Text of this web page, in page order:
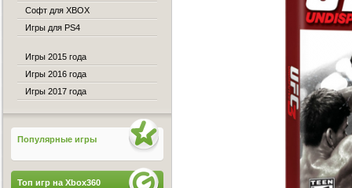
Софт для XBOX
Игры для PS4
Игры 2015 года
Игры 2016 года
Игры 2017 года
Популярные игры
Топ игр на Xbox360